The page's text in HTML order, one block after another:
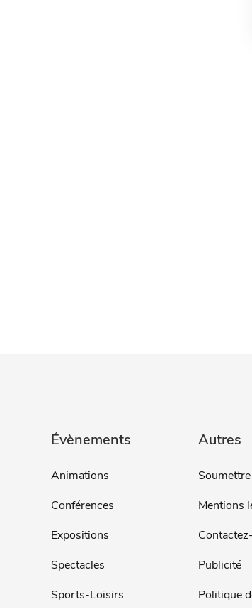
Évènements
Animations
Conférences
Expositions
Spectacles
Sports-Loisirs
Autres
Mentions
Publicité
Politique